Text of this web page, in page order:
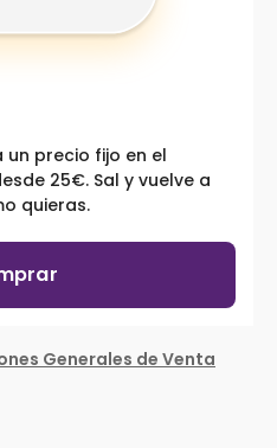
precio fijo en el
25€. Sal y vuelve a
quieras.
Generales de Venta